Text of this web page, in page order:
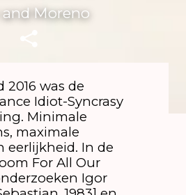
and Moreno
2016 was de
Idiot-Syncrasy
Minimale
maximale
eerlijkheid. In de
For All Our
Igor